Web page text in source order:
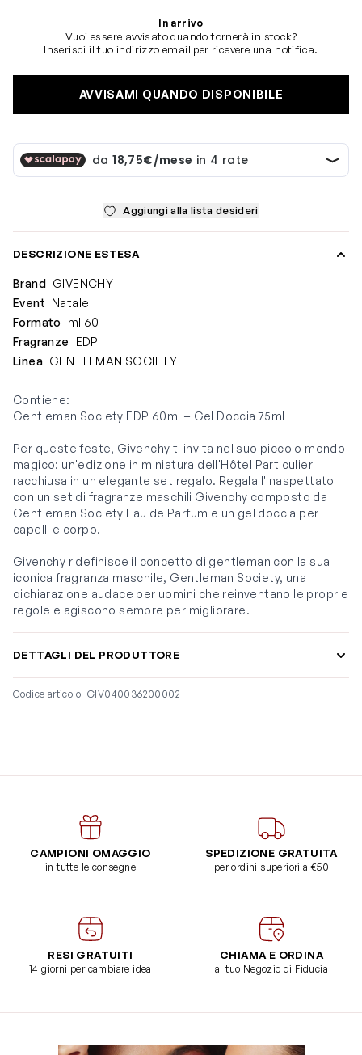
In arrivo
Vuoi essere avvisato quando tornerà in stock?
Inserisci il tuo indirizzo email per ricevere una notifica.
AVVISAMI QUANDO DISPONIBILE
Aggiungi alla lista desideri
DESCRIZIONE ESTESA
Brand GIVENCHY
Event Natale
Formato
ml 60
Fragranze
EDP
Linea GENTLEMAN SOCIETY
Contiene:
Gentleman Society EDP 60ml + Gel Doccia 75ml
Per queste feste, Givenchy ti invita nel suo piccolo mondo
magico: un'edizione in miniatura dell'Hôtel Particulier
racchiusa in un elegante set regalo. Regala l'inaspettato
con un set di fragranze maschili Givenchy composto da
Gentleman Society Eau de Parfum e un gel doccia per
capelli e corpo.
Givenchy ridefinisce il concetto di gentleman con la sua
iconica fragranza maschile, Gentleman Society, una
dichiarazione audace per uomini che reinventano le proprie
regole e agiscono sempre per migliorare.
DETTAGLI DEL PRODUTTORE
Codice articolo GIV040036200002
CAMPIONI OMAGGIO
in tutte le consegne
SPEDIZIONE GRATUITA
per ordini superiori a €50
RESI GRATUITI
14 giorni per cambiare idea
CHIAMA E ORDINA
al tuo Negozio di Fiducia